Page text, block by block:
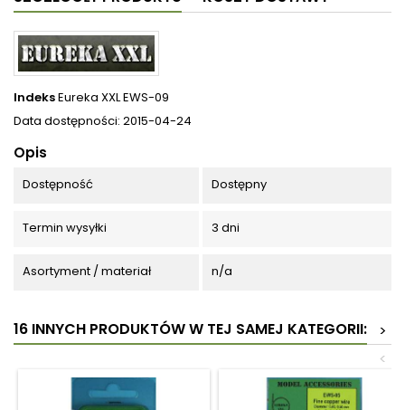
IndeksEureka XXL EWS-09
Data dostępności: 2015-04-24
Opis
Dostępność Dostępny
Termin wysyłki 3 dni
Asortyment / materiał n/a
16 INNYCH PRODUKTÓW W TEJ SAMEJ KATEGORII:
>
<